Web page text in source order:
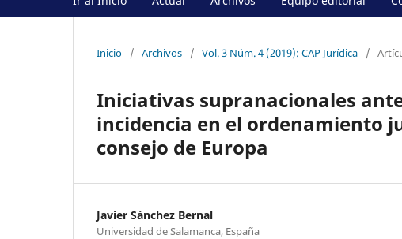
Inicio / Archivos / Vol. 3 Núm. 4 (2019): CAP Jurídica /
Iniciativas supranacionales
incidencia en el ordenamiento
consejo de Europa
Javier Sánchez Bernal
Universidad de Salamanca, España